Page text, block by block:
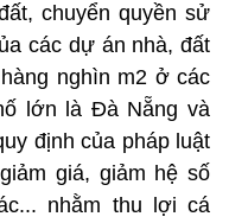
chuyển quyền sử
các dự án nhà, đất
nghìn m2 ở các
lớn là Đà Nẵng và
định của pháp luật
giá, giảm hệ số
nhằm thu lợi cá